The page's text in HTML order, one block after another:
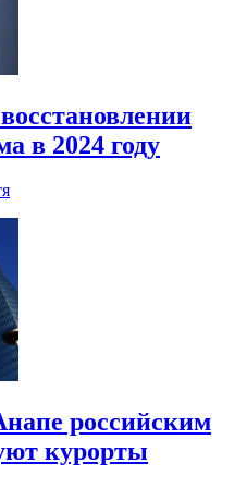
в 2024 году
российским
курорты